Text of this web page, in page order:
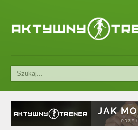
Ćwiczenia aerobowe